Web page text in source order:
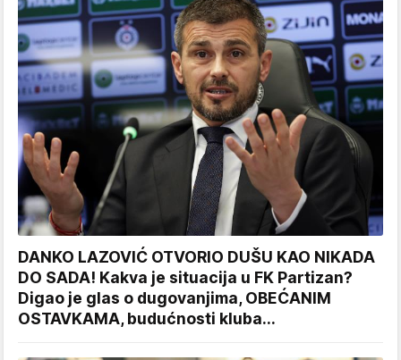
DANKO LAZOVIĆ OTVORIO DUŠU KAO NIKADA
DO SADA! Kakva je situacija u FK Partizan?
Digao je glas o dugovanjima, OBEĆANIM
OSTAVKAMA, budućnosti kluba...